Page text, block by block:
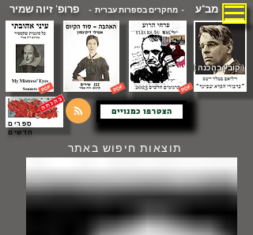
מב"ע - מחקרים בספרות עברית -פרופ' זיוה שמיר
( קובץ בהכנה )
הצטרפו כמנויים
ספרים
חדשים
תוצאות חיפוש באתר